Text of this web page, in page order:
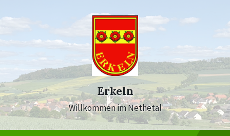
Erkeln
Willkommen im Nethetal